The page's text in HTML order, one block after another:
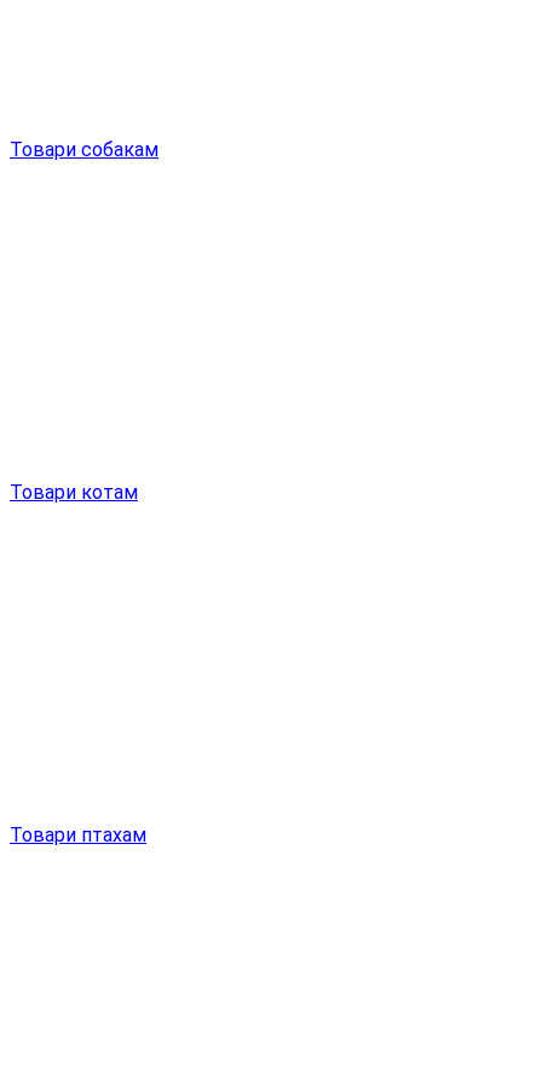
Товари собакам
Товари котам
Товари птахам